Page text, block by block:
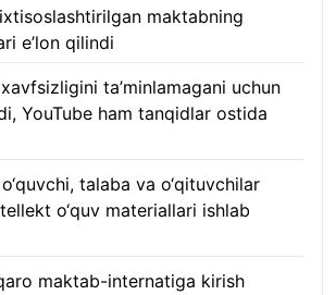
maktabning
e’lon qilindi
ta’minlamagani uchun
YouTube ham tanqidlar ostida
talaba va o‘qituvchilar
o‘quv materiallari ishlab
maktab-internatiga kirish